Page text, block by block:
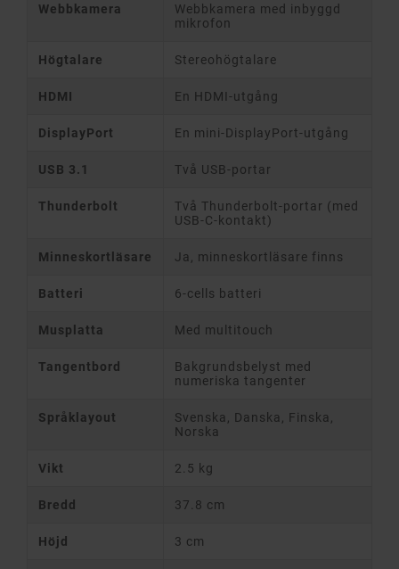
Webbkamera
Webbkamera med inbyggd
mikrofon
Högtalare Stereohögtalare
HDMI En HDMI-utgång
DisplayPort En mini-DisplayPort-utgång
USB 3.1 Två USB-portar
Thunderbolt
Två Thunderbolt-portar (med
USB-C-kontakt)
Minneskortläsare Ja, minneskortläsare finns
Batteri 6-cells batteri
Musplatta Med multitouch
Tangentbord
Bakgrundsbelyst med
numeriska tangenter
Språklayout
Svenska, Danska, Finska,
Norska
Vikt 2.5 kg
Bredd 37.8 cm
Höjd 3 cm